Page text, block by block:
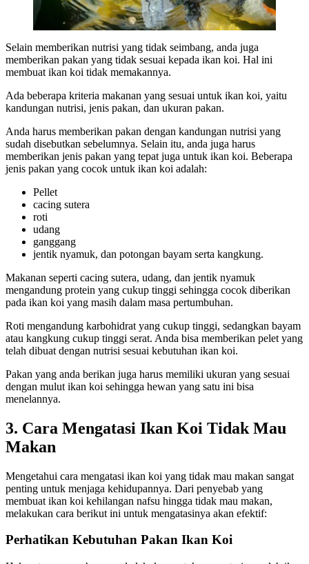
Selain memberikan nutrisi yang tidak seimbang, anda juga
memberikan pakan yang tidak sesuai kepada ikan koi. Hal ini
membuat ikan koi tidak memakannya.
Ada beberapa kriteria makanan yang sesuai untuk ikan koi, yaitu
kandungan nutrisi, jenis pakan, dan ukuran pakan.
Anda harus memberikan pakan dengan kandungan nutrisi yang
sudah disebutkan sebelumnya. Selain itu, anda juga harus
memberikan jenis pakan yang tepat juga untuk ikan koi. Beberapa
jenis pakan yang cocok untuk ikan koi adalah:
Pellet
cacing sutera
roti
udang
ganggang
jentik nyamuk, dan potongan bayam serta kangkung.
Makanan seperti cacing sutera, udang, dan jentik nyamuk
mengandung protein yang cukup tinggi sehingga cocok diberikan
pada ikan koi yang masih dalam masa pertumbuhan.
Roti mengandung karbohidrat yang cukup tinggi, sedangkan bayam
atau kangkung cukup tinggi serat. Anda bisa memberikan pelet yang
telah dibuat dengan nutrisi sesuai kebutuhan ikan koi.
Pakan yang anda berikan juga harus memiliki ukuran yang sesuai
dengan mulut ikan koi sehingga hewan yang satu ini bisa
menelannya.
3. Cara Mengatasi Ikan Koi Tidak Mau
Makan
Mengetahui cara mengatasi ikan koi yang tidak mau makan sangat
penting untuk menjaga kehidupannya. Dari penyebab yang
membuat ikan koi kehilangan nafsu hingga tidak mau makan,
melakukan cara berikut ini untuk mengatasinya akan efektif:
Perhatikan Kebutuhan Pakan Ikan Koi